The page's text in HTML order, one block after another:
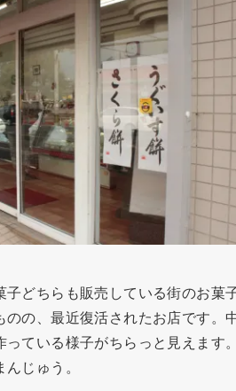
子どちらも販売している街のお菓
のの、最近復活されたお店です。
っている様子がちらっと見えます
じゅう。